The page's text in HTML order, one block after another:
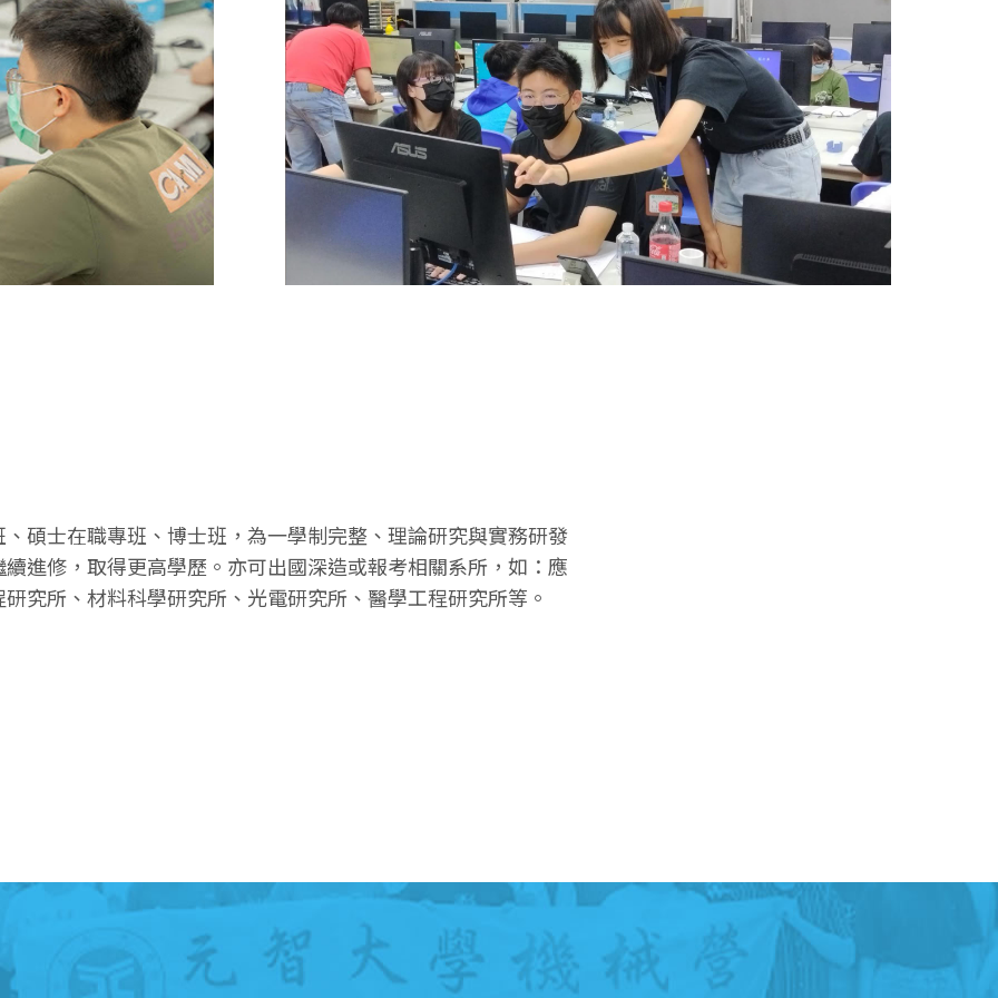
碩士在職專班、博士班，為一學制完整、理論研究與實務研發
進修，取得更高學歷。亦可出國深造或報考相關系所，如：應
究所、材料科學研究所、光電研究所、醫學工程研究所等。